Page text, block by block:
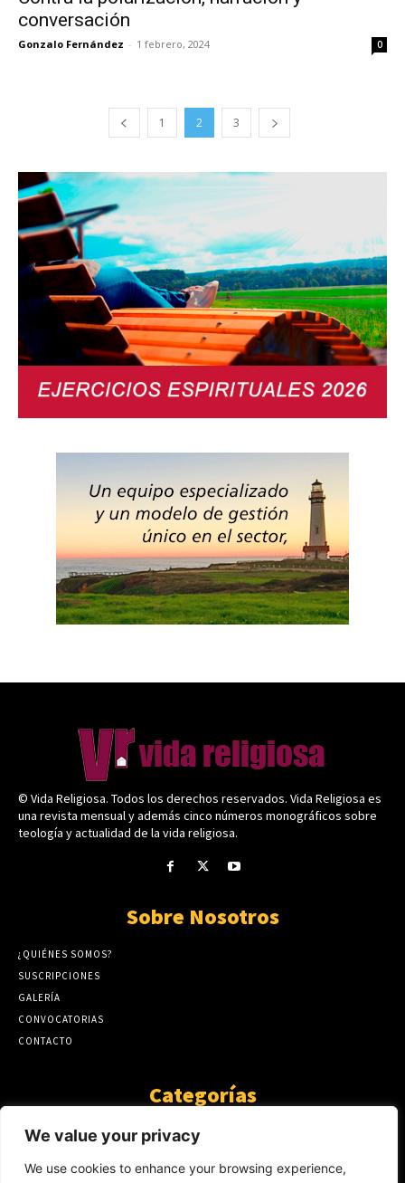
We value your privacy
We use cookies to enhance your browsing experience,
conversación
Gonzalo Fernández - 1 febrero, 2024 0
1 2 3
© Vida Religiosa. Todos los derechos reservados. Vida Religiosa es
una revista mensual y además cinco números monográficos sobre
teología y actualidad de la vida religiosa.
Sobre Nosotros
¿QUIÉNES SOMOS?
SUSCRIPCIONES
GALERÍA
CONVOCATORIAS
CONTACTO
Categorías
ARTÍCULOS
GUANTE DE SEDA
AL CALOR DE LA PALABRA